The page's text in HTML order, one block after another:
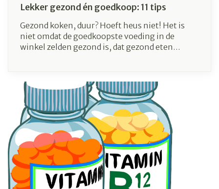
Lekker gezond én goedkoop: 11 tips
Gezond koken, duur? Hoeft heus niet! Het is
niet omdat de goedkoopste voeding in de
winkel zelden gezond is, dat gezond eten
portefeuille moet plunderen.